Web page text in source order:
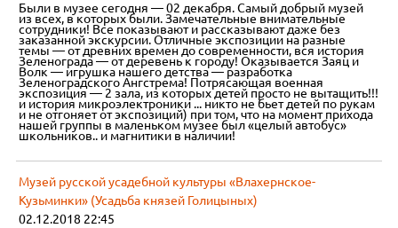
Были в музее сегодня — 02 декабря. Самый добрый музей
из всех, в которых были. Замечательные внимательные
сотрудники! Все показывают и рассказывают даже без
заказанной экскурсии. Отличные экспозиции на разные
темы — от древних времен до современности, вся история
Зеленограда — от деревень к городу! Оказывается Заяц и
Волк — игрушка нашего детства — разработка
Зеленоградского Ангстрема! Потрясающая военная
экспозиция — 2 зала, из которых детей просто не вытащить!!!
и история микроэлектроники ... никто не бьет детей по рукам
и не отгоняет от экспозиций) при том, что на момент прихода
нашей группы в маленьком музее был «целый автобус»
школьников.. и магнитики в наличии!
Музей русской усадебной культуры «Влахернское-
Кузьминки» (Усадьба князей Голицыных)
02.12.2018 22:45